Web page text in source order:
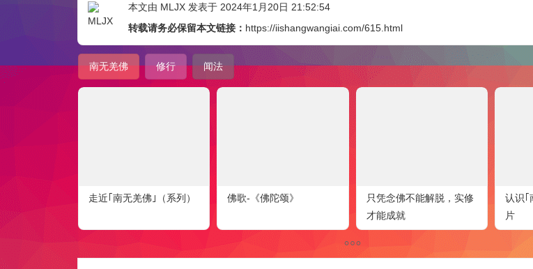
本文由 MLJX 发表于 2024年1月20日 21:52:54
转载请务必保留本文链接： https://iishangwangiai.com/615.html
南无羌佛 修行 闻法
走近｢南无羌佛｣（系列） 佛歌-《佛陀颂》
只凭念佛不能解脱，实修
才能成就
认识｢
片